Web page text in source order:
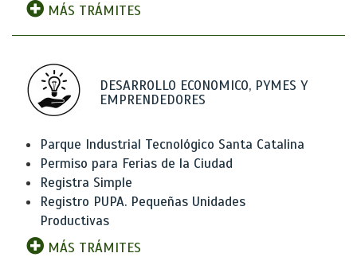
MÁS TRÁMITES
DESARROLLO ECONOMICO, PYMES Y
EMPRENDEDORES
Parque Industrial Tecnológico Santa Catalina
Permiso para Ferias de la Ciudad
Registra Simple
Registro PUPA. Pequeñas Unidades
Productivas
MÁS TRÁMITES